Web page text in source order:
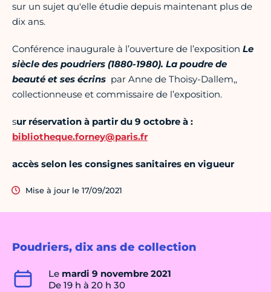
Poudriers, dix ans de collection
Le mardi 9 novembre 2021
De 19 h à 20 h 30
sur un sujet qu'elle étudie depuis maintenant plus de
dix ans.
Conférence inaugurale à l’ouverture de l’exposition Le
siècle des poudriers (1880-1980). La poudre de
beauté et ses écrins par Anne de Thoisy-Dallem,,
collectionneuse et commissaire de l’exposition.
sur réservation à partir du 9 octobre à :
bibliotheque.forney@paris.fr
accès selon les consignes sanitaires en vigueur
Mise à jour le 17/09/2021